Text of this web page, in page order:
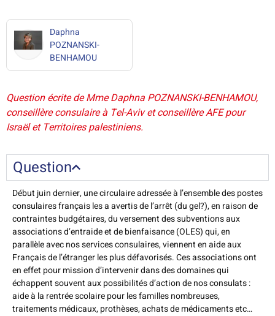
Daphna
POZNANSKI-
BENHAMOU
Question écrite de Mme Daphna POZNANSKI-BENHAMOU,
conseillère consulaire à Tel-Aviv et conseillère AFE pour
Israël et Territoires palestiniens.
Question
Début juin dernier, une circulaire adressée à l’ensemble des postes
consulaires français les a avertis de l’arrêt (du gel?), en raison de
contraintes budgétaires, du versement des subventions aux
associations d’entraide et de bienfaisance (OLES) qui, en
parallèle avec nos services consulaires, viennent en aide aux
Français de l’étranger les plus défavorisés. Ces associations ont
en effet pour mission d’intervenir dans des domaines qui
échappent souvent aux possibilités d’action de nos consulats :
aide à la rentrée scolaire pour les familles nombreuses,
traitements médicaux, prothèses, achats de médicaments etc…